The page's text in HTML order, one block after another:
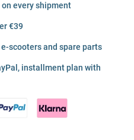
every shipment
€39
scooters and spare parts
installment plan with